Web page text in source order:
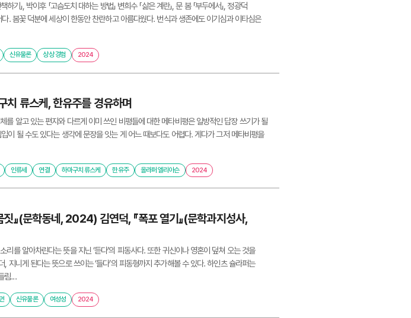
하기」, 박이후 「고슴도치 대하는 방법」 변희수 「삶은 계란」, 문 봄 「부두에서」, 정광덕
어다. 봄꽃 덕분에 세상이 한동안 찬란하고 아름다웠다. 번식과 생존에도 이기심과 이타심은
신유물론 상상 경험 2024
류스케, 한유주를 경유하며
를 알고 있는 편지와 다르게 이미 쓰인 비평들에 대한 메타비평은 일방적인 답장 쓰기가 될
이 될 수도 있다는 생각에 문장을 잇는 게 어느 때보다도 어렵다. 게다가 그저 메타비평을
인류세 연결 하마구치 류스케 한유주 올라퍼 엘리아슨 2024
』(문학동네, 2024) 김연덕, 『폭포 열기』(문학과지성사,
리를 알아차린다는 뜻을 지닌 ‘듣다’의 피동사다. 또한 귀신이나 영혼이 덮쳐 오는 것을
, 지니게 된다는 뜻으로 쓰이는 ‘들다’의 피동형까지 추가해볼 수 있다. 하인츠 슐라퍼는
림...
신유물론 여성성 2024